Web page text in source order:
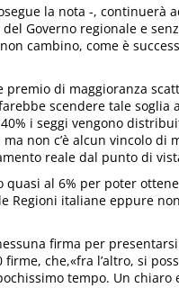
la nota -, continuerà
Governo regionale e
cambino, come è
di maggioranza
scendere tale soglia
i seggi vengono
non c’è alcun vincolo di
reale dal punto di
quasi al 6% per poter
Regioni italiane eppure
firma per
che,«fra l’altro, si
tempo. Un chiaro